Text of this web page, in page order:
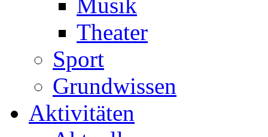
Musik
Theater
Sport
Grundwissen
Aktivitäten